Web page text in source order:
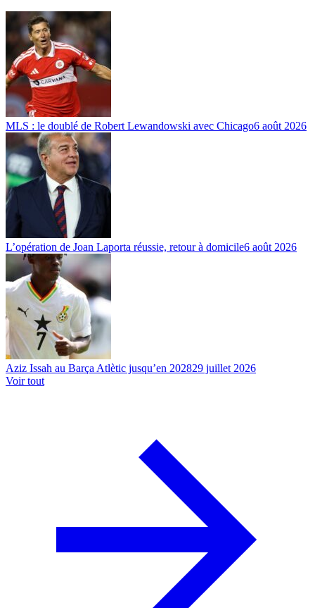
MLS : le doublé de Robert Lewandowski avec Chicago6 août 2026
L’opération de Joan Laporta réussie, retour à domicile6 août 2026
Aziz Issah au Barça Atlètic jusqu’en 202829 juillet 2026
Voir tout